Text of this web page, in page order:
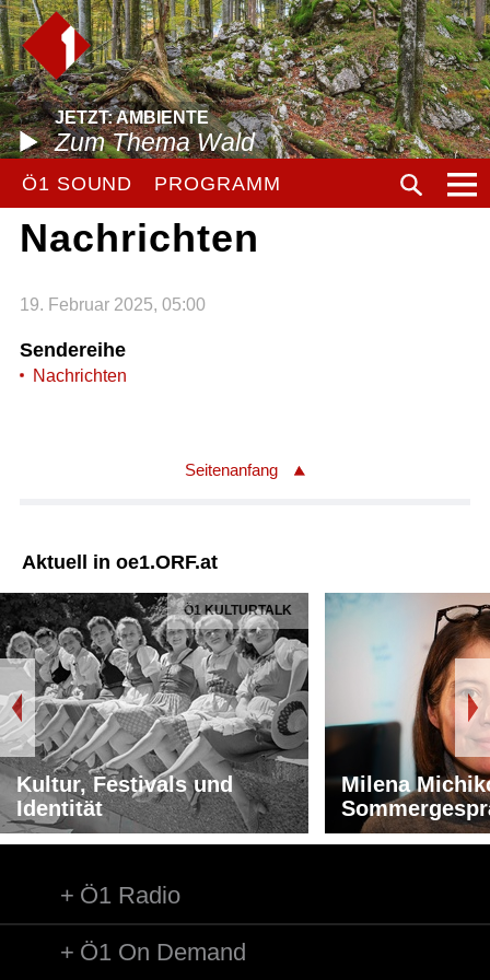
JETZT: AMBIENTE
Zum Thema Wald
Ö1 SOUND PROGRAMM
Nachrichten
19. Februar 2025, 05:00
Sendereihe
Nachrichten
Seitenanfang
Aktuell in oe1.ORF.at
Ö1 KULTURTALK
Kultur, Festivals und
Identität
Milena
Ö1 Radio
Ö1 On Demand